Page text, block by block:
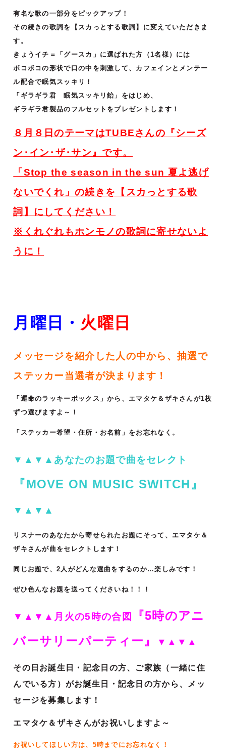
有名な歌の一部分をピックアップ！
その続きの歌詞を【スカっとする歌詞】に変えていただきま
す。
きょうイチ＝「グースカ」に選ばれた方（1名様）には
ボコボコの形状で口の中を刺激して、カフェインとメンテー
ル配合で眠気スッキリ！
「ギラギラ君 眠気スッキリ飴」をはじめ、
ギラギラ君製品のフルセットをプレゼントします！
８月８日のテーマはTUBEさんの『シーズ
ン･イン･ザ･サン』です。
「Stop the season in the sun 夏よ逃げ
ないでくれ 」の続きを【スカっとする歌
詞】にしてください！
※くれぐれもホンモノの歌詞に寄せないよ
うに！
月曜日・ 火曜日
メッセージを紹介した人の中から、抽選で
ステッカー当選者が決まります！
「運命のラッキーボックス」から、エマタケ＆ザキさんが1枚
ずつ選びますよ～！
「ステッカー希望・住所・お名前」をお忘れなく。
▼▲▼▲あなたのお題で曲をセレクト
『MOVE ON MUSIC SWITCH』
▼▲▼▲
リスナーのあなたから寄せられたお題にそって、エマタケ＆
ザキさんが曲をセレクトします！
同じお題で、2人がどんな選曲をするのか…楽しみです！
ぜひ色んなお題を送ってくださいね！！！
▼▲▼▲月火の5時の合図
『5時のアニ
バーサリーパーティー』
▼▲▼▲
その日お誕生日・記念日の方、ご家族（一緒に住
んでいる方）がお誕生日・記念日の方から、メッ
セージを募集します！
エマタケ＆ザキさんがお祝いしますよ～
お祝いしてほしい方は、5時までにお忘れなく！